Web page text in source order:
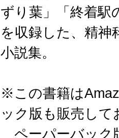
ずり葉」「終着駅
を収録した、精神
小説集。
※この書籍は
ック版も販売して
ペーパーバッ